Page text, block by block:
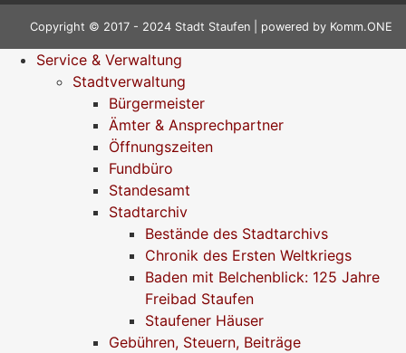
Copyright © 2017 - 2024 Stadt Staufen | powered by Komm.ONE
Service & Verwaltung
Stadtverwaltung
Bürgermeister
Ämter & Ansprechpartner
Öffnungszeiten
Fundbüro
Standesamt
Stadtarchiv
Bestände des Stadtarchivs
Chronik des Ersten Weltkriegs
Baden mit Belchenblick: 125 Jahre
Freibad Staufen
Staufener Häuser
Gebühren, Steuern, Beiträge